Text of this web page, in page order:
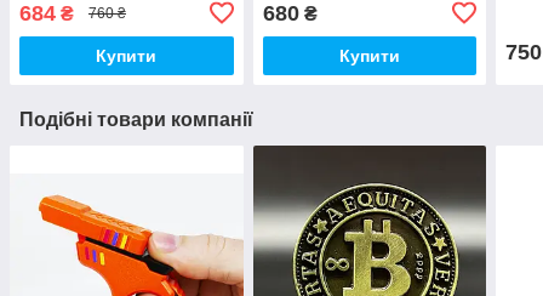
684 ₴ 760 ₴
Купити
680₴
Купити 750
Подібні товари компанії